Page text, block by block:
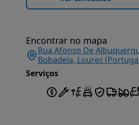
Encontrar no mapa
Rua Afonso De
Bobadela, Loures
Serviços